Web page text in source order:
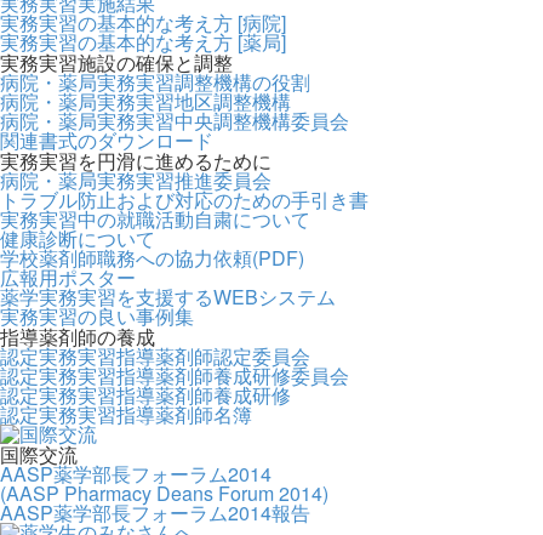
実務実習の基本的な考え方 [病院]
実務実習の基本的な考え方 [薬局]
実務実習施設の確保と調整
病院・薬局実務実習調整機構の役割
病院・薬局実務実習地区調整機構
病院・薬局実務実習中央調整機構委員会
関連書式のダウンロード
実務実習を円滑に進めるために
病院・薬局実務実習推進委員会
トラブル防止および対応のための手引き書
実務実習中の就職活動自粛について
健康診断について
学校薬剤師職務への協力依頼(PDF)
広報用ポスター
薬学実務実習を支援するWEBシステム
実務実習の良い事例集
指導薬剤師の養成
認定実務実習指導薬剤師認定委員会
認定実務実習指導薬剤師養成研修委員会
認定実務実習指導薬剤師養成研修
認定実務実習指導薬剤師名簿
国際交流
AASP薬学部長フォーラム2014
(AASP Pharmacy Deans Forum 2014)
AASP薬学部長フォーラム2014報告